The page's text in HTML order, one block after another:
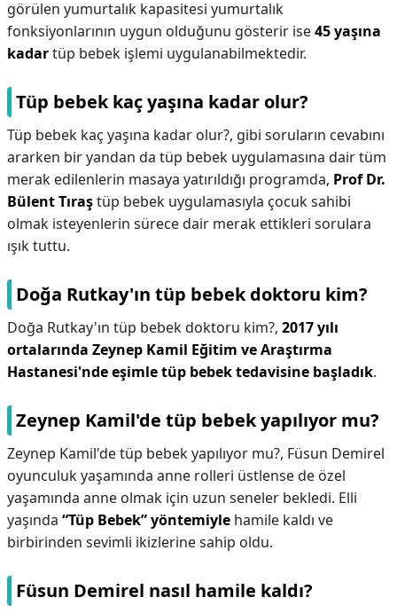
görülen yumurtalık kapasitesi yumurtalık
fonksiyonlarının uygun olduğunu gösterir ise45 yaşına
kadartüp bebek işlemi uygulanabilmektedir.
Tüp bebek kaç yaşına kadar olur?
Tüp bebek kaç yaşına kadar olur?, gibi soruların cevabını
ararken bir yandan da tüp bebek uygulamasına dair tüm
merak edilenlerin masaya yatırıldığı programda, Prof Dr.
Bülent Tıraştüp bebek uygulamasıyla çocuk sahibi
olmak isteyenlerin sürece dair merak ettikleri sorulara
ışık tuttu.
Doğa Rutkay'ın tüp bebek doktoru kim?
Doğa Rutkay'ın tüp bebek doktoru kim?, 2017 yılı
ortalarında Zeynep Kamil Eğitim ve Araştırma
Hastanesi'nde eşimle tüp bebek tedavisine başladık.
Zeynep Kamil'de tüp bebek yapılıyor mu?
Zeynep Kamil'de tüp bebek yapılıyor mu?, Füsun Demirel
oyunculuk yaşamında anne rolleri üstlense de özel
yaşamında anne olmak için uzun seneler bekledi. Elli
yaşında “Tüp Bebek” yöntemiyle hamile kaldı ve
birbirinden sevimli ikizlerine sahip oldu.
Füsun Demirel nasıl hamile kaldı?